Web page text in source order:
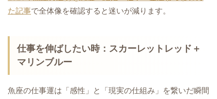
た記事で全体像を確認すると迷いが減ります。
仕事を伸ばしたい時：スカーレットレッド＋
マリンブルー
魚座の仕事運は「感性」と「現実の仕組み」を繋いだ瞬間